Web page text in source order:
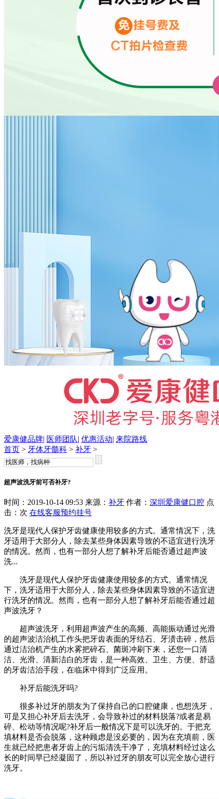
爱康健品牌| 医师团队| 优惠活动| 来院路线
首页 > 牙体牙髓科 > 补牙 >
超声波洗牙前可否补牙?
时间：2019-10-14 09:53 来源： 补牙 作者： 深圳爱康健口腔 点
击： 次 在线客服预约挂号
洗牙是现代人保护牙齿健康使用较多的方式。通常情况下，洗
牙适用于大部分人，除去某些身体因素导致的不适宜进行洗牙
的情况。然而，也有一部分人想了解补牙后能否通过超声波
洗...
洗牙是现代人保护牙齿健康使用较多的方式。通常情况
下，洗牙适用于大部分人，除去某些身体因素导致的不适宜进
行洗牙的情况。然而，也有一部分人想了解补牙后能否通过超
声波洗牙？
超声波洗牙，利用超声波产生的高频、高能振动通过光滑
的超声波洁治机工作头把牙齿表面的牙结石、牙渍击碎，然后
通过洁治机产生的水雾把碎石、菌斑冲刷下来，还您一口清
洁、光滑、清新洁白的牙齿，是一种高效、卫生、方便、舒适
的牙齿洁治手段，在临床中得到广泛应用。
补牙后能洗牙吗?
很多补过牙的朋友为了保持自己的口腔健康，也想洗牙，
可是又担心补牙后去洗牙，会导致补过的材料脱落?或者是易
碎、松动等情况呢?补牙后一般情况下是可以洗牙的。于把充
填材料是否会脱落，这种顾虑是没必要的，因为在充填前，医
生就已经把患者牙齿上的污垢清洗干净了，充填材料经过这么
长的时间早已经凝固了，所以补过牙的朋友可以完全放心进行
洗牙。